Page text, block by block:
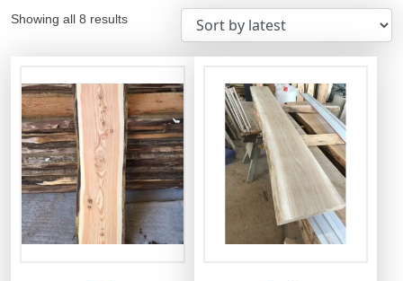
Showing all 8 results